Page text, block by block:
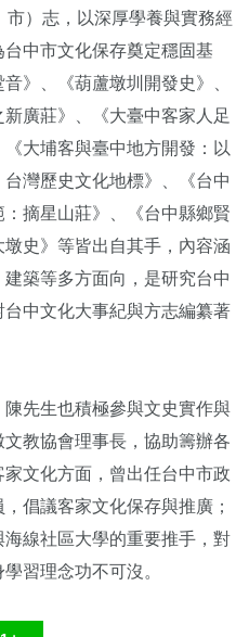
市）志，以深厚學養與實務經
中市文化保存奠定穩固基
》、《葫蘆墩圳開發史》、
新廣莊》、《大臺中客家人足
大埔客與臺中地方開發：以
灣歷史文化地標》、《台中
摘星山莊》、《台中縣鄉賢
史》等皆出自其手，內容涵
築等多方面向，是研究台中
中文化大事紀與方志編纂著
先生也積極參與文史實作與
教協會理事長，協助籌辦各
文化方面，曾出任台中市政
倡議客家文化保存與推廣；
線社區大學的重要推手，對
習理念功不可沒。